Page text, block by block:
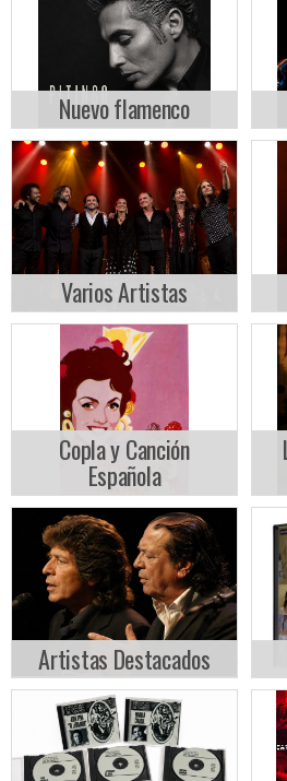
Nuevo flamenco
Varios Artistas
Copla y Canción
Española
Artistas Destacados